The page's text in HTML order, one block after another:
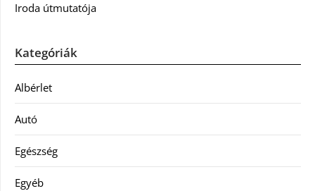
Iroda útmutatója
Kategóriák
Albérlet
Autó
Egészség
Egyéb